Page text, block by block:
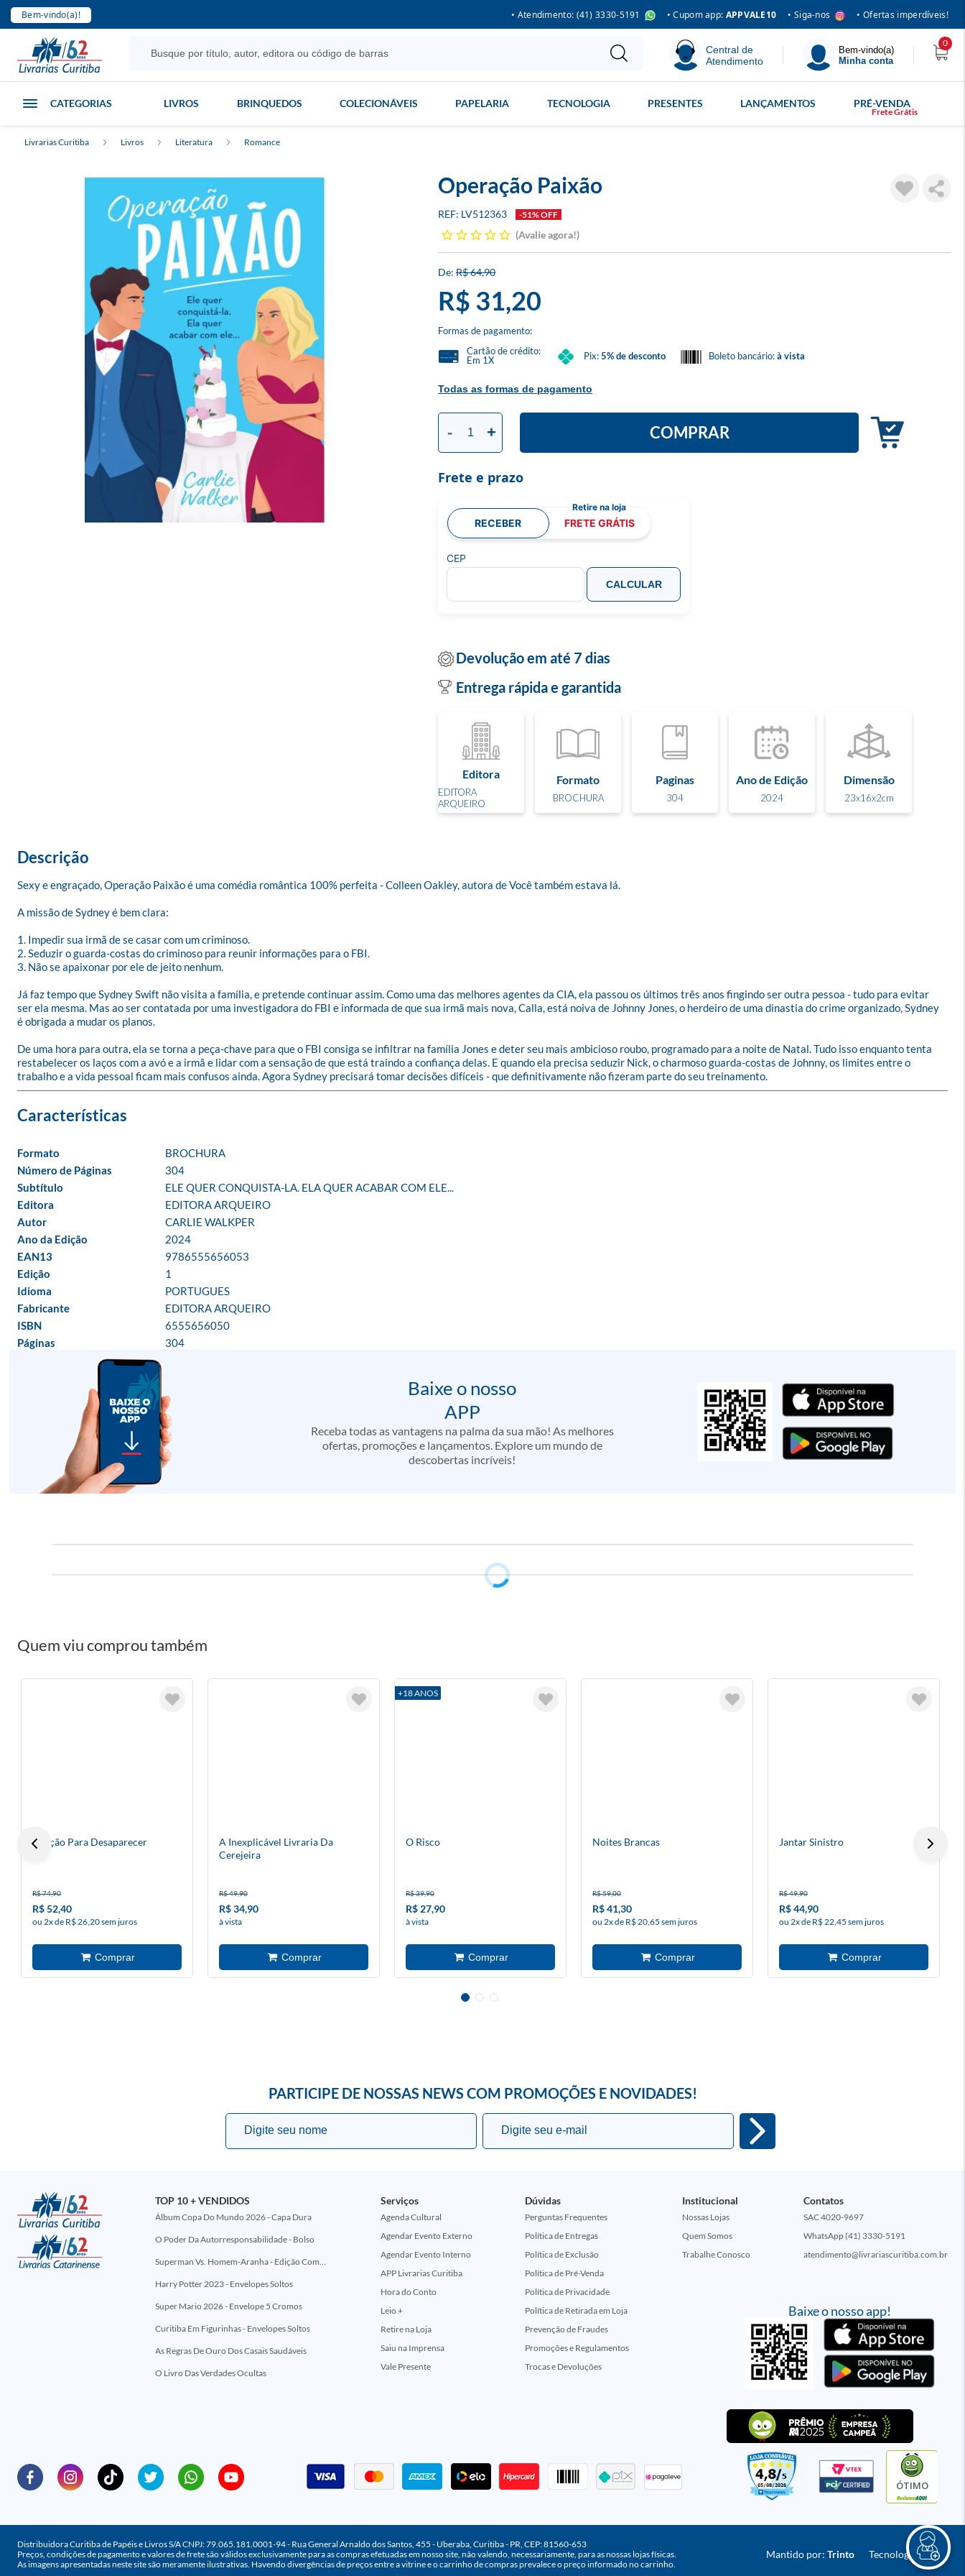
Bem-vindo(a)! • Atendimento: (41) 3330-5191 • Cupom app: APPVALE10 • Siga-nos • Ofertas imperdíveis!
Central de
Atendimento
Bem-vindo(a)
Minha conta
0
CATEGORIAS LIVROS BRINQUEDOS COLECIONÁVEIS PAPELARIA TECNOLOGIA PRESENTES LANÇAMENTOS PRÉ-VENDA
Livrarias Curitiba Livros Literatura Romance
Operação Paixão
LV512363 -51% OFF
Avalie agora!
R$ 64,90
R$ 31,20
Formas de pagamento:
Todas as formas de pagamento
Cartão de crédito:
Em 1X
Pix:5% de desconto Boleto bancário:à vista
- + COMPRAR
Frete e prazo
RECEBER FRETE GRÁTIS
CEP
CALCULAR
Devolução em até 7 dias
Entrega rápida e garantida
Editora
EDITORA
ARQUEIRO
Formato
BROCHURA
Paginas
304
Ano de Edição
2024
Dimensão
23x16x2cm
Descrição
Sexy e engraçado, Operação Paixão é uma comédia romântica 100% perfeita - Colleen Oakley, autora de Você também estava lá.
A missão de Sydney é bem clara:
1. Impedir sua irmã de se casar com um criminoso.
2. Seduzir o guarda-costas do criminoso para reunir informações para o FBI.
3. Não se apaixonar por ele de jeito nenhum.
Já faz tempo que Sydney Swift não visita a família, e pretende continuar assim. Como uma das melhores agentes da CIA, ela passou os últimos três anos fingindo ser outra pessoa - tudo para evitar
ser ela mesma. Mas ao ser contatada por uma investigadora do FBI e informada de que sua irmã mais nova, Calla, está noiva de Johnny Jones, o herdeiro de uma dinastia do crime organizado, Sydney
é obrigada a mudar os planos.
De uma hora para outra, ela se torna a peça-chave para que o FBI consiga se infiltrar na família Jones e deter seu mais ambicioso roubo, programado para a noite de Natal. Tudo isso enquanto tenta
restabelecer os laços com a avó e a irmã e lidar com a sensação de que está traindo a confiança delas. E quando ela precisa seduzir Nick, o charmoso guarda-costas de Johnny, os limites entre o
trabalho e a vida pessoal ficam mais confusos ainda. Agora Sydney precisará tomar decisões difíceis - que definitivamente não fizeram parte do seu treinamento.
Formato
BROCHURA
Número de Páginas
304
Subtítulo
ELE QUER CONQUISTA-LA. ELA QUER ACABAR COM ELE...
Editora
EDITORA ARQUEIRO
Autor
CARLIE WALKPER
Ano da Edição
2024
EAN13
9786555656053
Edição
1
Idioma
PORTUGUES
Fabricante
EDITORA ARQUEIRO
ISBN
6555656050
Páginas
304
Baixe o nosso
APP
Receba todas as vantagens na palma da sua mão! As melhores
ofertas, promoções e lançamentos. Explore um mundo de
descobertas incríveis!
Quem viu comprou também
Oração Para Desaparecer
R$ 74,90
R$ 52,40
ou 2x de R$ 26,20 sem juros
A Inexplicável Livraria Da
Cerejeira
R$ 49,90
R$ 34,90
à vista
+18 ANOS
O Risco
R$ 39,90
R$ 27,90
à vista
Noites Brancas
R$ 59,00
R$ 41,30
ou 2x de R$ 20,65 sem juros
Jantar Sinistro
R$ 49,90
R$ 44,90
ou 2x de R$ 22,45 sem juros
PARTICIPE DE NOSSAS NEWS COM PROMOÇÕES E NOVIDADES!
Baixe o nosso app!
TOP 10 + VENDIDOS
Álbum Copa Do Mundo 2026 - Capa Dura
O Poder Da Autorresponsabilidade - Bolso
Superman Vs. Homem-Aranha - Edição Comemorativa 50 Anos (Encontros Clássicos Dc E Marvel)
Harry Potter 2023 - Envelopes Soltos
Super Mario 2026 - Envelope 5 Cromos
Curitiba Em Figurinhas - Envelopes Soltos
As Regras De Ouro Dos Casais Saudáveis
O Livro Das Verdades Ocultas
Serviços
Agenda Cultural
Agendar Evento Externo
Agendar Evento Interno
APP Livrarias Curitiba
Hora do Conto
Leio +
Retire na Loja
Saiu na Imprensa
Vale Presente
Dúvidas
Perguntas Frequentes
Política de Entregas
Política de Exclusão
Política de Pré-Venda
Política de Privacidade
Política de Retirada em Loja
Prevenção de Fraudes
Promoções e Regulamentos
Trocas e Devoluções
Institucional
Nossas Lojas
Quem Somos
Trabalhe Conosco
Contatos
SAC 4020-9697
WhatsApp (41) 3330-5191
atendimento@livrariascuritiba.com.br
ÓTIMO
Distribuidora Curitiba de Papéis e Livros S/A CNPJ: 79.065.181.0001-94 - Rua General Arnaldo dos Santos, 455 - Uberaba, Curitiba - PR, CEP: 81560-653
Preços, condições de pagamento e valores de frete são válidos exclusivamente para as compras efetuadas em nosso site, não valendo, necessariamente, para as nossas lojas físicas.
As imagens apresentadas neste site são meramente ilustrativas. Havendo divergências de preços entre a vitrine e o carrinho de compras prevalece o preço informado no carrinho.
Mantido por: Trinto Tecnologia:VTEX